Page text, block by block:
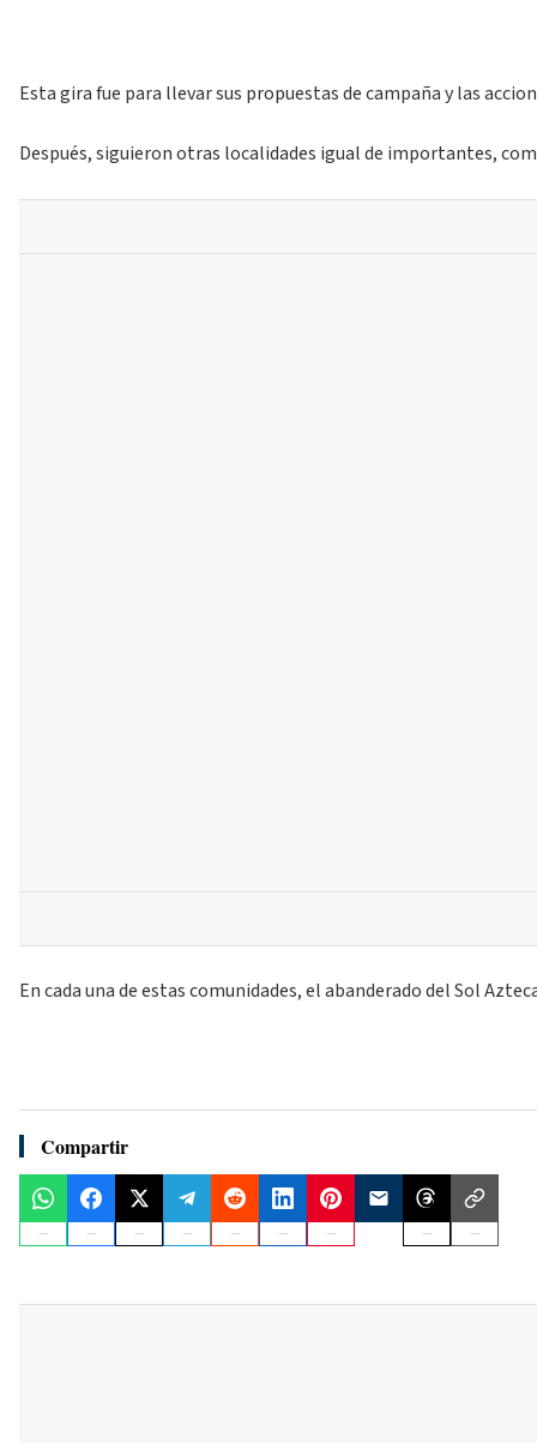
Esta gira fue para llevar sus propuestas de campaña y las
Después, siguieron otras localidades igual de importantes,
En cada una de estas comunidades, el abanderado del Sol
Compartir